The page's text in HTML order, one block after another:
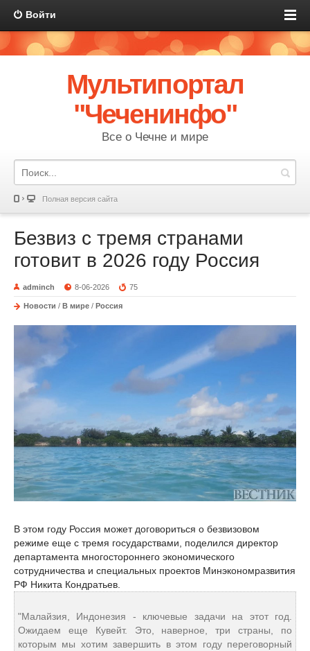
Войти
Мультипортал
"Чеченинфо"
Все о Чечне и мире
Полная версия сайта
Безвиз с тремя странами
готовит в 2026 году Россия
adminch 8-06-2026 75
Новости / В мире / Россия
В этом году Россия может договориться о безвизовом
режиме еще с тремя государствами, поделился директор
департамента многостороннего экономического
сотрудничества и специальных проектов Минэкономразвития
РФ Никита Кондратьев.
"Малайзия, Индонезия - ключевые задачи на этот год.
Ожидаем еще Кувейт. Это, наверное, три страны, по
которым мы хотим завершить в этом году переговорный